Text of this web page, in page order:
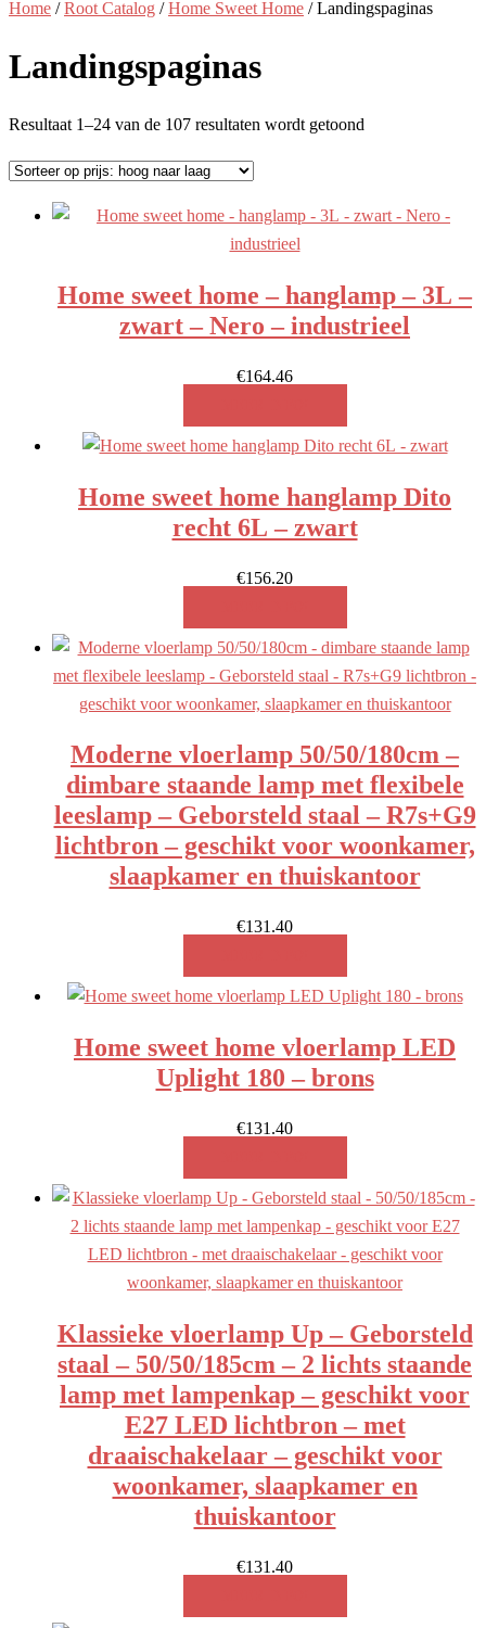
Home /Root Catalog /Home Sweet Home / Landingspaginas
Landingspaginas
Resultaat 1–24 van de 107 resultaten wordt getoond
hoog
Home sweet home – hanglamp – 3L –
zwart – Nero – industrieel
€164.46
Home sweet home hanglamp Dito
recht 6L – zwart
€156.20
Moderne vloerlamp 50/50/180cm –
dimbare staande lamp met flexibele
leeslamp – Geborsteld staal – R7s+G9
lichtbron – geschikt voor woonkamer,
slaapkamer en thuiskantoor
€131.40
Home sweet home vloerlamp LED
Uplight 180 – brons
€131.40
Klassieke vloerlamp Up – Geborsteld
staal – 50/50/185cm – 2 lichts staande
lamp met lampenkap – geschikt voor
E27 LED lichtbron – met
draaischakelaar – geschikt voor
woonkamer, slaapkamer en
thuiskantoor
€131.40